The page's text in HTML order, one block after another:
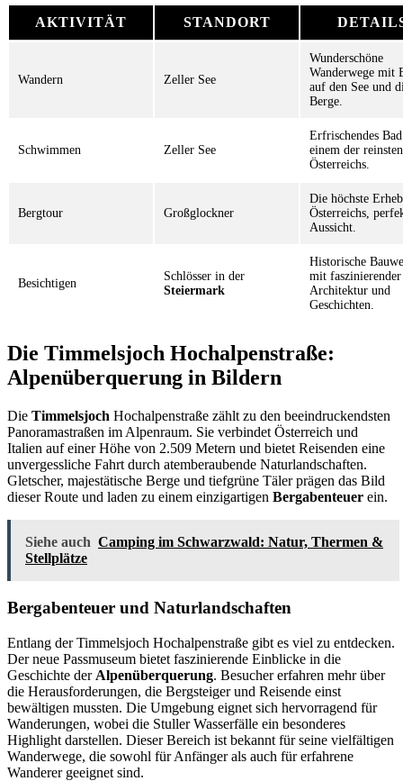
AKTIVITÄT STANDORT
Wandern Zeller See
Wunderschöne
Wanderwege mit
auf den See und
Berge.
Schwimmen Zeller See
Erfrischendes
einem der
Österreichs.
Bergtour Großglockner
Die höchste
Österreichs,
Aussicht.
Besichtigen
Schlösser in der
Steiermark
Historische
mit faszinierender
Architektur und
Geschichten.
Die Timmelsjoch Hochalpenstraße:
Alpenüberquerung in Bildern
Die Timmelsjoch Hochalpenstraße zählt zu den beeindruckendsten
Panoramastraßen im Alpenraum. Sie verbindet Österreich und
Italien auf einer Höhe von 2.509 Metern und bietet Reisenden eine
unvergessliche Fahrt durch atemberaubende Naturlandschaften.
Gletscher, majestätische Berge und tiefgrüne Täler prägen das Bild
dieser Route und laden zu einem einzigartigen Bergabenteuer ein.
Siehe auch Camping im Schwarzwald: Natur, Thermen &
Stellplätze
Bergabenteuer und Naturlandschaften
Entlang der Timmelsjoch Hochalpenstraße gibt es viel zu entdecken.
Der neue Passmuseum bietet faszinierende Einblicke in die
Geschichte der Alpenüberquerung. Besucher erfahren mehr über
die Herausforderungen, die Bergsteiger und Reisende einst
bewältigen mussten. Die Umgebung eignet sich hervorragend für
Wanderungen, wobei die Stuller Wasserfälle ein besonderes
Highlight darstellen. Dieser Bereich ist bekannt für seine vielfältigen
Wanderwege, die sowohl für Anfänger als auch für erfahrene
Wanderer geeignet sind.